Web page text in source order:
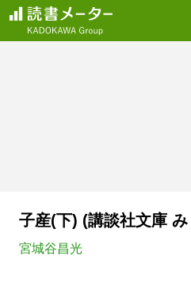
子産(下) (講談社文庫
宮城谷昌光